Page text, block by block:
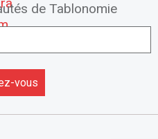
de Tablonomie